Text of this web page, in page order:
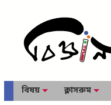
বিষয় ক্লাসরুম